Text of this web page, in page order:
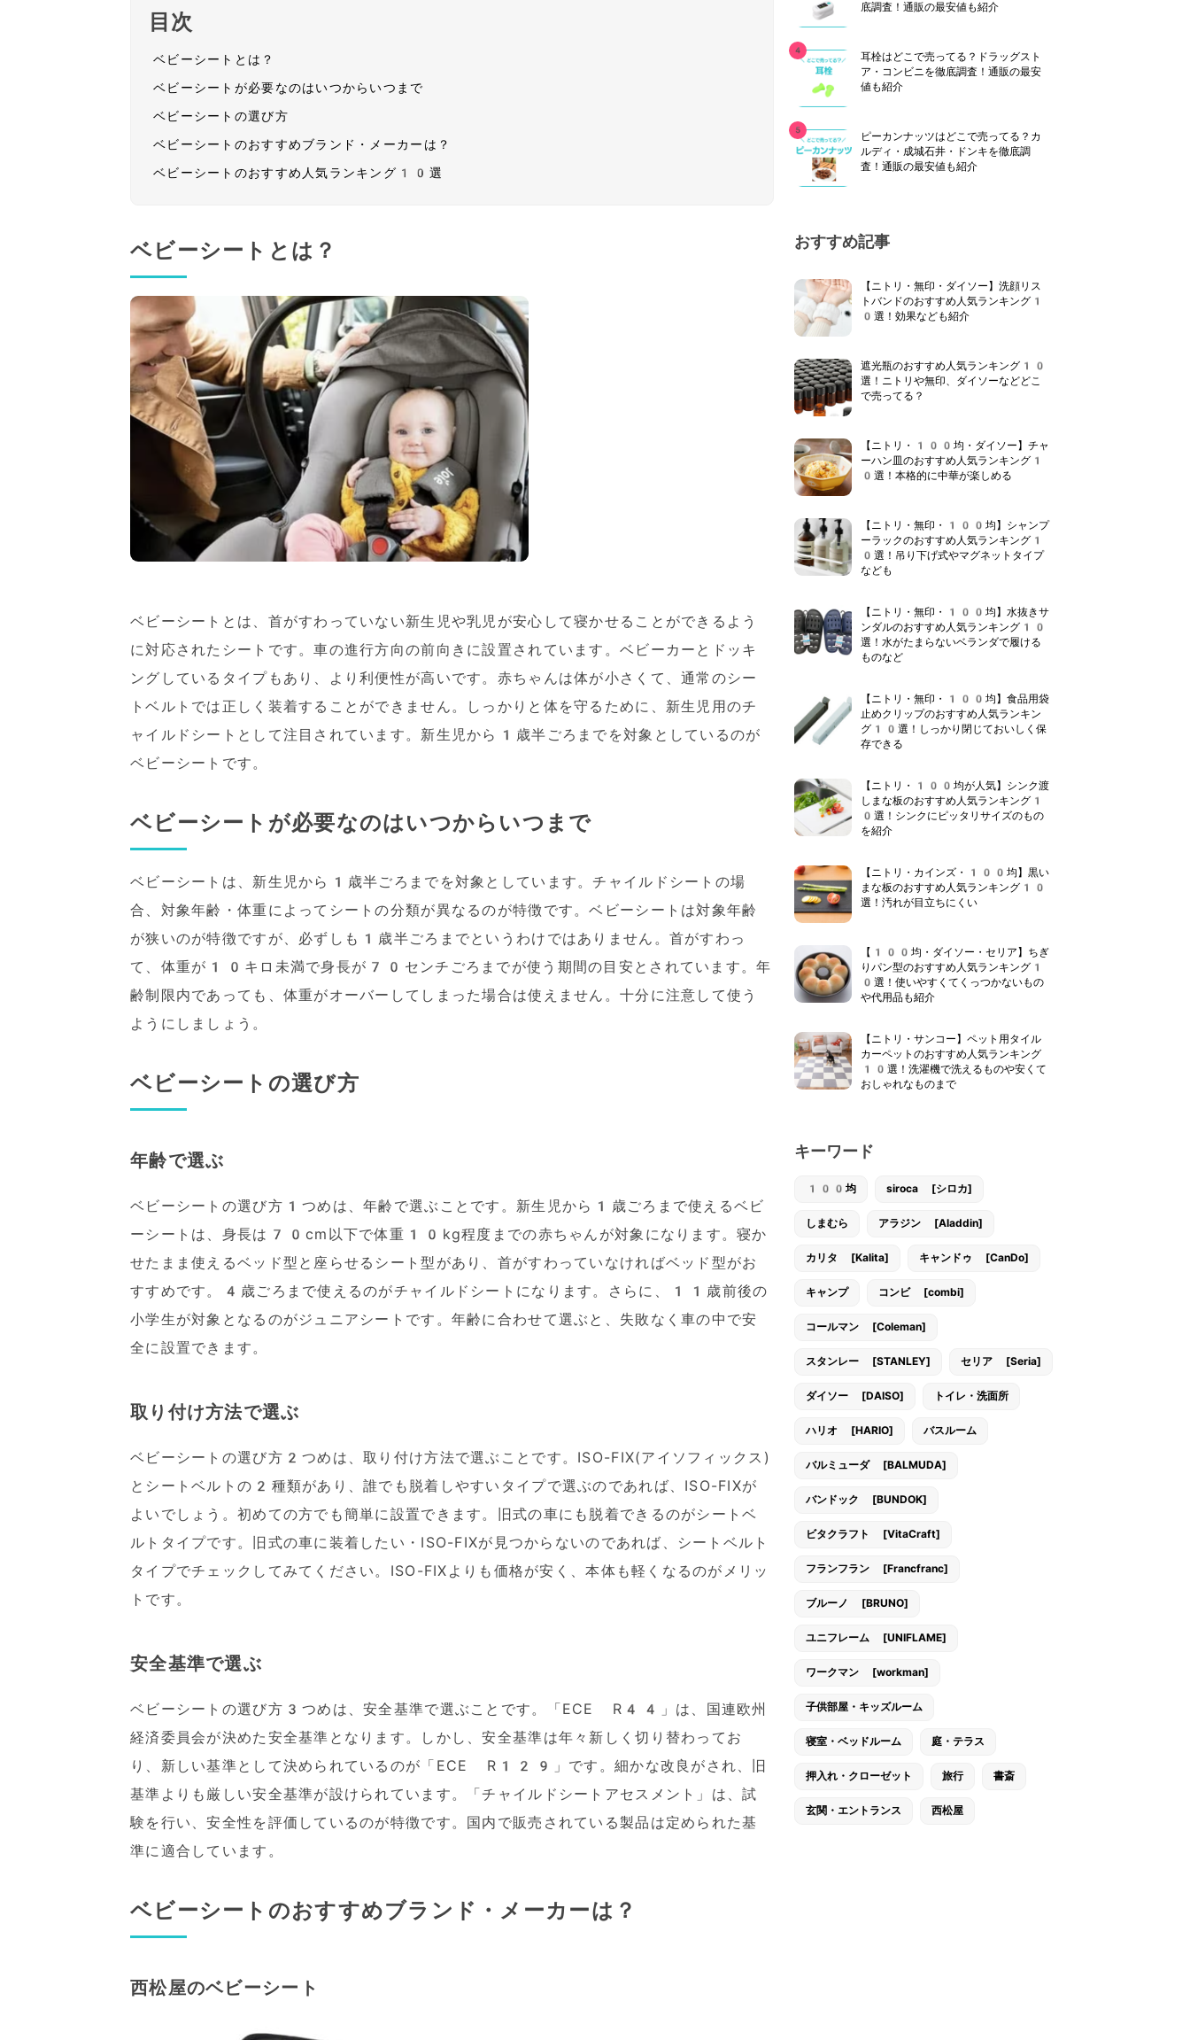
目次
ベビーシートとは？
ベビーシートが必要なのはいつからいつまで
ベビーシートの選び方
ベビーシートのおすすめブランド・メーカーは？
ベビーシートのおすすめ人気ランキング10選
ベビーシートとは？
ベビーシートとは、首がすわっていない新生児や乳児が安心して寝かせることができるよう
に対応されたシートです。車の進行方向の前向きに設置されています。ベビーカーとドッキ
ングしているタイプもあり、より利便性が高いです。赤ちゃんは体が小さくて、通常のシー
トベルトでは正しく装着することができません。しっかりと体を守るために、新生児用のチ
ャイルドシートとして注目されています。新生児から1歳半ごろまでを対象としているのが
ベビーシートです。
ベビーシートが必要なのはいつからいつまで
ベビーシートは、新生児から1歳半ごろまでを対象としています。チャイルドシートの場
合、対象年齢・体重によってシートの分類が異なるのが特徴です。ベビーシートは対象年齢
が狭いのが特徴ですが、必ずしも1歳半ごろまでというわけではありません。首がすわっ
て、体重が10キロ未満で身長が70センチごろまでが使う期間の目安とされています。年
齢制限内であっても、体重がオーバーしてしまった場合は使えません。十分に注意して使う
ようにしましょう。
ベビーシートの選び方
年齢で選ぶ
ベビーシートの選び方1つめは、年齢で選ぶことです。新生児から1歳ごろまで使えるベビ
ーシートは、身長は70cm以下で体重10kg程度までの赤ちゃんが対象になります。寝か
せたまま使えるベッド型と座らせるシート型があり、首がすわっていなければベッド型がお
すすめです。4歳ごろまで使えるのがチャイルドシートになります。さらに、11歳前後の
小学生が対象となるのがジュニアシートです。年齢に合わせて選ぶと、失敗なく車の中で安
全に設置できます。
取り付け方法で選ぶ
ベビーシートの選び方2つめは、取り付け方法で選ぶことです。ISO-FIX(アイソフィックス)
とシートベルトの2種類があり、誰でも脱着しやすいタイプで選ぶのであれば、ISO-FIXが
よいでしょう。初めての方でも簡単に設置できます。旧式の車にも脱着できるのがシートベ
ルトタイプです。旧式の車に装着したい・ISO-FIXが見つからないのであれば、シートベルト
タイプでチェックしてみてください。ISO-FIXよりも価格が安く、本体も軽くなるのがメリッ
トです。
安全基準で選ぶ
ベビーシートの選び方3つめは、安全基準で選ぶことです。「ECE R44」は、国連欧州
経済委員会が決めた安全基準となります。しかし、安全基準は年々新しく切り替わってお
り、新しい基準として決められているのが「ECE R129」です。細かな改良がされ、旧
基準よりも厳しい安全基準が設けられています。「チャイルドシートアセスメント」は、試
験を行い、安全性を評価しているのが特徴です。国内で販売されている製品は定められた基
準に適合しています。
ベビーシートのおすすめブランド・メーカーは？
西松屋のベビーシート
底調査！通販の最安値も紹介
耳栓はどこで売ってる？ドラッグスト
ア・コンビニを徹底調査！通販の最安
値も紹介
ピーカンナッツはどこで売ってる？カ
ルディ・成城石井・ドンキを徹底調
査！通販の最安値も紹介
おすすめ記事
【ニトリ・無印・ダイソー】洗顔リス
トバンドのおすすめ人気ランキング1
0選！効果なども紹介
遮光瓶のおすすめ人気ランキング10
選！ニトリや無印、ダイソーなどどこ
で売ってる？
【ニトリ・100均・ダイソー】チャ
ーハン皿のおすすめ人気ランキング1
0選！本格的に中華が楽しめる
【ニトリ・無印・100均】シャンプ
ーラックのおすすめ人気ランキング1
0選！吊り下げ式やマグネットタイプ
なども
【ニトリ・無印・100均】水抜きサ
ンダルのおすすめ人気ランキング10
選！水がたまらないベランダで履ける
ものなど
【ニトリ・無印・100均】食品用袋
止めクリップのおすすめ人気ランキン
グ10選！しっかり閉じておいしく保
存できる
【ニトリ・100均が人気】シンク渡
しまな板のおすすめ人気ランキング1
0選！シンクにピッタリサイズのもの
を紹介
【ニトリ・カインズ・100均】黒い
まな板のおすすめ人気ランキング10
選！汚れが目立ちにくい
【100均・ダイソー・セリア】ちぎ
りパン型のおすすめ人気ランキング1
0選！使いやすくてくっつかないもの
や代用品も紹介
【ニトリ・サンコー】ペット用タイル
カーペットのおすすめ人気ランキング
10選！洗濯機で洗えるものや安くて
おしゃれなものまで
キーワード
100均 siroca [シロカ]
しまむら アラジン [Aladdin]
カリタ [Kalita] キャンドゥ [CanDo]
キャンプ コンビ [combi]
コールマン [Coleman]
スタンレー [STANLEY] セリア [Seria]
ダイソー [DAISO] トイレ・洗面所
ハリオ [HARIO] バスルーム
バルミューダ [BALMUDA]
バンドック [BUNDOK]
ビタクラフト [VitaCraft]
フランフラン [Francfranc]
ブルーノ [BRUNO]
ユニフレーム [UNIFLAME]
ワークマン [workman]
子供部屋・キッズルーム
寝室・ベッドルーム 庭・テラス
押入れ・クローゼット 旅行 書斎
玄関・エントランス 西松屋